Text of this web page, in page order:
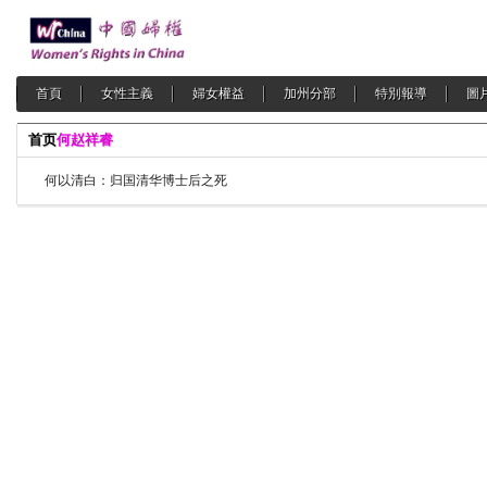
首頁 女性主義 婦女權益 加州分部 特別報導 圖
首页何赵祥睿
何以清白：归国清华博士后之死